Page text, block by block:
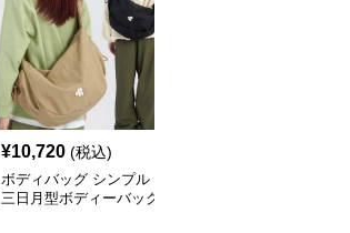
¥10,720 (税込)
ボディバッグ シンプル
三日月型ボディーバッグ